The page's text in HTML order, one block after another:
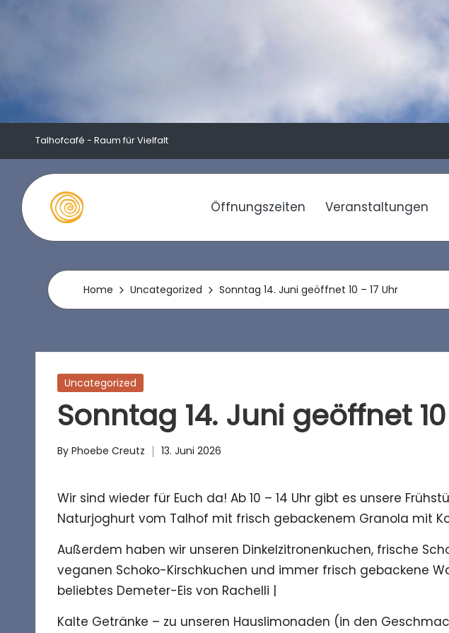
Talhofcafé - Raum für Vielfalt
T
a
l
o
f
c
a
f
é
Öffnungszeiten Veranstaltungen
Home Uncategorized Sonntag 14. Juni geöffnet 10 – 17 Uhr
Posted
Uncategorized
Sonntag 14. Juni geöffnet
Posted
By Phoebe Creutz 13. Juni 2026
Wir sind wieder für Euch da! Ab 10 – 14 Uhr gibt es unsere
Naturjoghurt vom Talhof mit frisch gebackenem Granola mit
Außerdem haben wir unseren Dinkelzitronenkuchen, frische
veganen Schoko-Kirschkuchen und immer frisch gebackene
beliebtes Demeter-Eis von Rachelli |
Kalte Getränke – zu unseren Hauslimonaden (in den